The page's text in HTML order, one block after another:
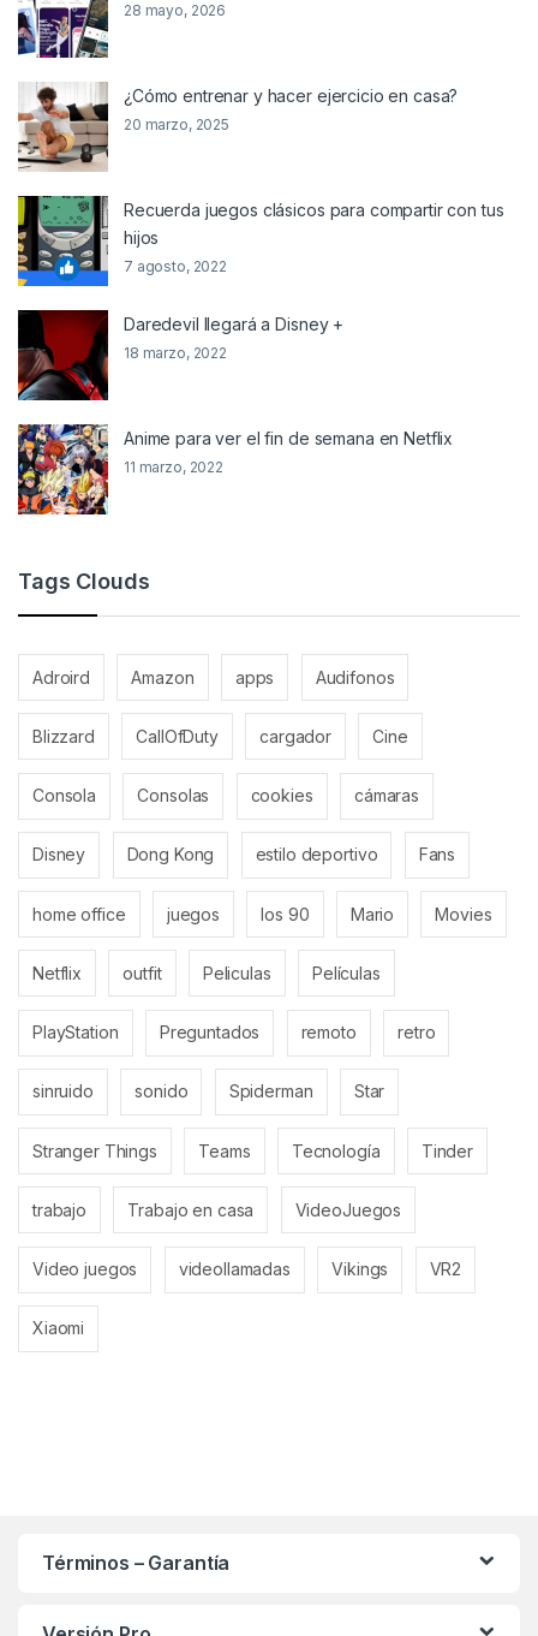
28 mayo, 2026
¿Cómo entrenar y hacer ejercicio en casa?
20 marzo, 2025
Recuerda juegos clásicos para compartir con tus
hijos
7 agosto, 2022
Daredevil llegará a Disney +
18 marzo, 2022
Anime para ver el fin de semana en Netflix
11 marzo, 2022
Tags Clouds
Adroird Amazon apps Audifonos
Blizzard CallOfDuty cargador Cine
Consola Consolas cookies cámaras
Disney Dong Kong estilo deportivo Fans
home office juegos los 90 Mario Movies
Netflix outfit Peliculas Películas
PlayStation Preguntados remoto retro
sinruido sonido Spiderman Star
Stranger Things Teams Tecnología Tinder
trabajo Trabajo en casa VideoJuegos
Video juegos videollamadas Vikings VR2
Xiaomi
Términos – Garantía